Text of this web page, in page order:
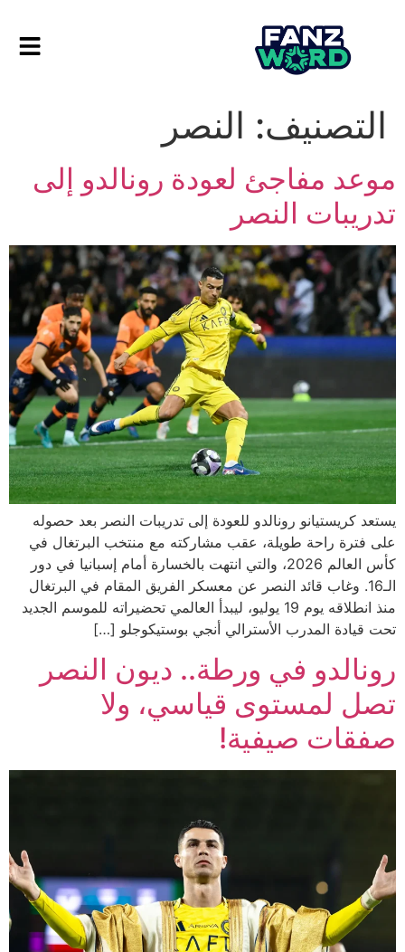
التصنيف: النصر
موعد مفاجئ لعودة رونالدو إلى
تدريبات النصر
يستعد كريستيانو رونالدو للعودة إلى تدريبات النصر بعد حصوله
على فترة راحة طويلة، عقب مشاركته مع منتخب البرتغال في
كأس العالم 2026، والتي انتهت بالخسارة أمام إسبانيا في دور
الـ16. وغاب قائد النصر عن معسكر الفريق المقام في البرتغال
منذ انطلاقه يوم 19 يوليو، ليبدأ العالمي تحضيراته للموسم الجديد
تحت قيادة المدرب الأسترالي أنجي بوستيكوجلو […]
رونالدو في ورطة.. ديون النصر
تصل لمستوى قياسي، ولا
صفقات صيفية!